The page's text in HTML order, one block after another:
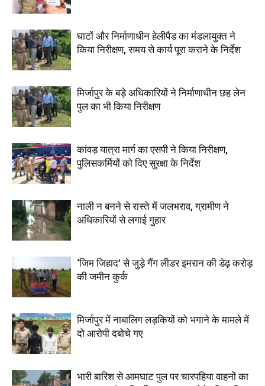
घाटों और निर्माणाधीन हेलीपैड का मंडलायुक्त ने
किया निरीक्षण, समय से कार्य पूरा कराने के निर्देश
मिर्जापुर के बड़े अधिकारियों ने निर्माणाधीन छह लेन
पुल का भी किया निरीक्षण
कांवड़ यात्रा मार्ग का एसपी ने किया निरीक्षण,
पुलिसकर्मियों को दिए सुरक्षा के निर्देश
नाली न बनने से रास्ते में जलभराव, ग्रामीण ने
अधिकारियों से लगाई गुहार
‘जिम जिहाद’ से जुड़े गैंग लीडर इमरान की डेढ़ करोड़
की जमीन कुर्क
मिर्जापुर में नाबालिग लड़कियों को भगाने के मामले में
दो आरोपी दबोचे गए
भारी बारिश से आमघाट पुल पर चारपहिया वाहनों का